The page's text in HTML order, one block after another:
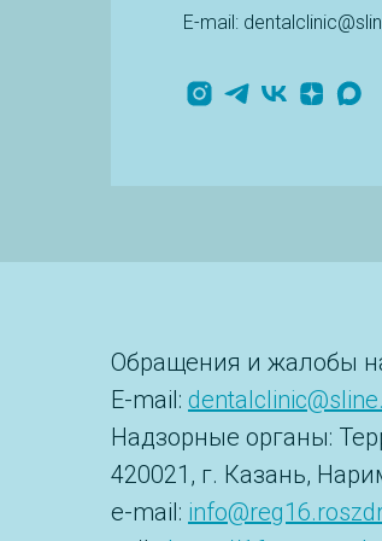
E-mail:
Обращения и жалобы
E-mail:
Надзорные органы:
420021, г. Казань,
e-mail: